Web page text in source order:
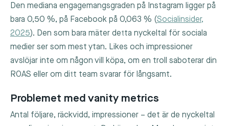
Den mediana engagemangsgraden på Instagram ligger på
bara 0,50 %, på Facebook på 0,063 % (Socialinsider,
2025). Den som bara mäter detta nyckeltal för sociala
medier ser som mest ytan. Likes och impressioner
avslöjar inte om någon vill köpa, om en troll saboterar din
ROAS eller om ditt team svarar för långsamt.
Problemet med vanity metrics
Antal följare, räckvidd, impressioner – det är de nyckeltal